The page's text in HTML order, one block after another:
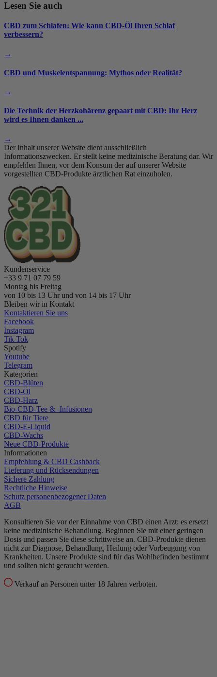
Lesen Sie auch
CBD zum Schlafen: Wie kann CBD-Öl Ihren Schlaf
verbessern?
→
CBD und Muskelentspannung: Mythos oder Realität?
→
Die Technik der Herzkohärenz gepaart mit CBD: Ihr Herz
wird es Ihnen danken ...
→
Der Inhalt unserer Website dient ausschließlich
Informationszwecken. Er stellt keine medizinische Beratung dar. Wir
empfehlen Ihnen, vor dem Konsum der auf unserer Website
vorgestellten CBD-Produkte ärztlichen Rat einzuholen.
Kundenservice
+33 9 71 07 79 59
Montag bis Freitag
von 10 bis 13 Uhr und von 14 bis 17 Uhr
Bleiben wir in Kontakt
Kontaktieren Sie uns
Facebook
Instagram
Tik Tok
Spotify
Youtube
Telegram
Kategorien
CBD-Blüten
CBD-Öl
CBD-Harz
Bio-CBD-Tee & -Infusionen
CBD für Tiere
CBD-E-Liquid
CBD-Wachs
Neue CBD-Produkte
Informationen
Empfehlung & CBD Cashback
Lieferung und Rücksendungen
Sichere Zahlung
Rechtliche Hinweise
Schutz personenbezogener Daten
AGB
Konsultieren Sie vor der Einnahme von CBD einen Arzt; es ersetzt
keine medizinische Behandlung. Beginnen Sie mit einer geringen
Dosis und passen Sie diese schrittweise an. CBD-Produkte dienen
nicht zur Diagnose, Behandlung, Heilung oder Vorbeugung von
Krankheiten. Unsere Produkte sind für das Wohlbefinden bestimmt
und sollten nicht geraucht werden.
Verkauf an Personen unter 18 Jahren verboten.